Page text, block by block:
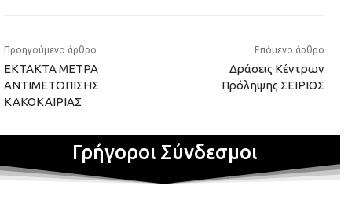
Προηγούμενο άρθρο
ΕΚΤΑΚΤΑ ΜΕΤΡΑ
ΑΝΤΙΜΕΤΩΠΙΣΗΣ
ΚΑΚΟΚΑΙΡΙΑΣ
Επόμενο άρθρο
Δράσεις Κέντρων
Πρόληψης ΣΕΙΡΙΟΣ
Γρήγοροι Σύνδεσμοι